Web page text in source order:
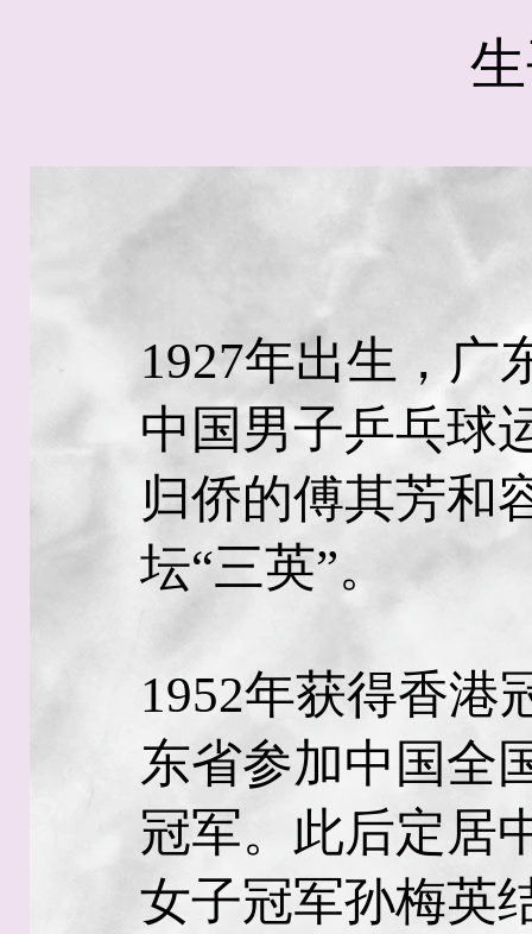
1927年出生，广
中国男子乒乓球
归侨的傅其芳和
坛“三英”。
1952年获得香港
东省参加中国全
冠军。此后定居
女子冠军孙梅英